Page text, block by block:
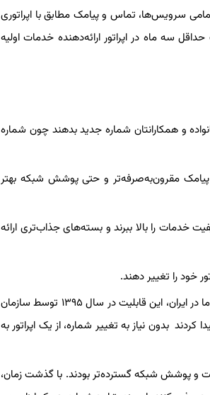
سرویس‌ها، تماس و پیامک مطابق با اپراتوری
سه ماه در اپراتور ارائه‌دهنده خدمات اولیه
و همکارانتان شماره جدید بدهند چون شماره
و پیامک مقرون‌به‌صرفه‌تر و حتی پوشش شبکه بهتر
خدمات را بالا ببرند و بسته‌های جذاب‌تری ارائه
خود را تغییر دهند.
سرویس ترابرد شماره تلفن همراه در بسیاری از کشورهای پیشرفته دنیا از سال‌ها قبل اجرایی شده بود اما در ایران، این قابلیت در سال ۱۳۹۵ توسط سازمان
کردند بدون نیاز به تغییر شماره، از یک اپراتور به
و پوشش شبکه گسترده‌تر بودند. با گذشت زمان،